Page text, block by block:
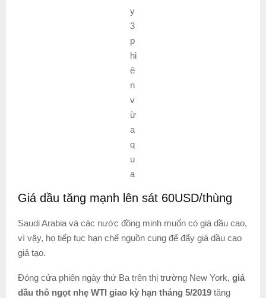
y
3
p
hi
ê
n
v
ừ
a
q
u
a
Giá dầu tăng mạnh lên sát 60USD/thùng
Saudi Arabia và các nước đồng minh muốn có giá dầu cao,
vì vậy, họ tiếp tục hạn chế nguồn cung để đẩy giá dầu cao
giả tạo.
Đóng cửa phiên ngày thứ Ba trên thị trường New York, giá
dầu thô ngọt nhẹ WTI giao kỳ hạn tháng 5/2019 tăng